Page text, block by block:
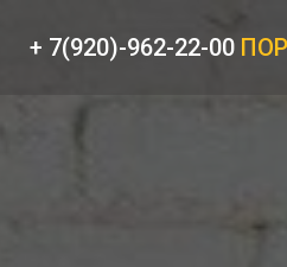
+ 7(920)-962-22-00